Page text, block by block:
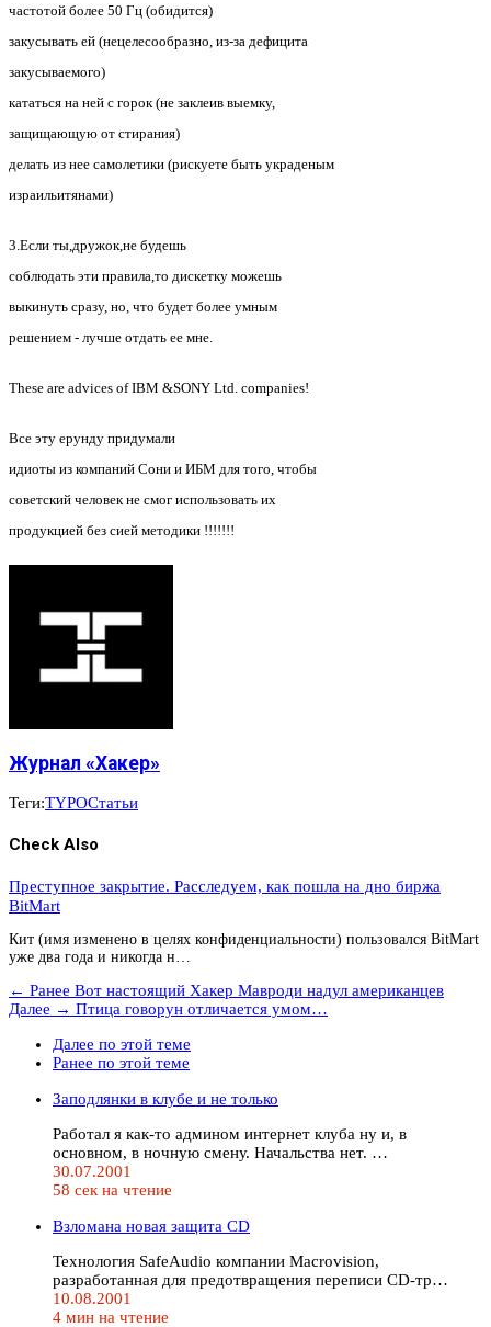
частотой более 50 Гц (обидится)
закусывать ей (нецелесообразно, из-за дефицита
закусываемого)
кататься на ней с горок (не заклеив выемку,
защищающую от стирания)
делать из нее самолетики (рискуете быть украденым
израильитянами)
3.Eсли ты,дружок,не будешь
соблюдать эти правила,то дискетку можешь
выкинуть сразу, но, что будет более умным
решением - лучше отдать ее мне.
These are advices of IBM &SONY Ltd. companies!
Все эту ерунду придумали
идиоты из компаний Сони и ИБМ для того, чтобы
советский человек не смог использовать их
продукцией без сией методики !!!!!!!
Журнал «Хакер»
Теги:TYPOСтатьи
Check Also
Преступное закрытие. Расследуем, как пошла на дно биржа
BitMart
Кит (имя изменено в целях конфиденциальности) пользовался BitMart
уже два года и никогда н…
← Ранее Вот настоящий Хакер Мавроди надул американцев
Далее → Птица говорун отличается умом…
Далее по этой теме
Ранее по этой теме
Заподлянки в клубе и не только
Работал я как-то админом интернет клуба ну и, в
основном, в ночную смену. Начальства нет. …
30.07.2001
58 сек на чтение
Взломана новая защита CD
Технология SafeAudio компании Macrovision,
разработанная для предотвращения переписи CD-тр…
10.08.2001
4 мин на чтение